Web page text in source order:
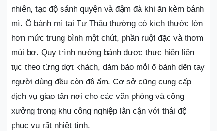
nhiên, tạo độ sánh quyện và đậm đà khi ăn kèm bánh
mì. Ổ bánh mì tại Tư Thâu thường có kích thước lớn
hơn mức trung bình một chút, phần ruột đặc và thơm
mùi bơ. Quy trình nướng bánh được thực hiện liên
tục theo từng đợt khách, đảm bảo mỗi ổ bánh đến tay
người dùng đều còn độ ấm. Cơ sở cũng cung cấp
dịch vụ giao tận nơi cho các văn phòng và công
xưởng trong khu công nghiệp lân cận với thái độ
phục vụ rất nhiệt tình.